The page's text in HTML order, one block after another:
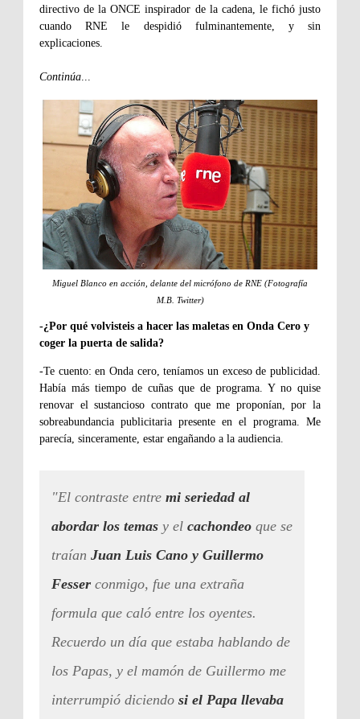
directivo de la ONCE inspirador de la cadena, le fichó justo
cuando RNE le despidió fulminantemente, y sin
explicaciones.
Continúa
Miguel Blanco en acción, delante del micrófono de RNE (Fotografía
M.B. Twitter)
-¿Por qué volvisteis a hacer las maletas en Onda Cero y
coger la puerta de salida?
-Te cuento: en Onda cero, teníamos un exceso de publicidad.
Había más tiempo de cuñas que de programa. Y no quise
renovar el sustancioso contrato que me proponían, por la
sobreabundancia publicitaria presente en el programa. Me
parecía, sinceramente, estar engañando a la audiencia.
"El contraste entre mi seriedad al
abordar los temas y el cachondeo que se
traían Juan Luis Cano y Guillermo
Fesser conmigo, fue una extraña
formula que caló entre los oyentes.
Recuerdo un día que estaba hablando de
los Papas, y el mamón de Guillermo me
interrumpió diciendo si el Papa llevaba